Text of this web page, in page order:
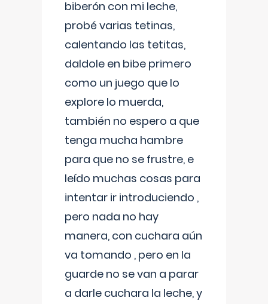
biberón con mi leche,
probé varias tetinas,
calentando las tetitas,
daldole en bibe primero
como un juego que lo
explore lo muerda,
también no espero a que
tenga mucha hambre
para que no se frustre, e
leído muchas cosas para
intentar ir introduciendo ,
pero nada no hay
manera, con cuchara aún
va tomando , pero en la
guarde no se van a parar
a darle cuchara la leche, y